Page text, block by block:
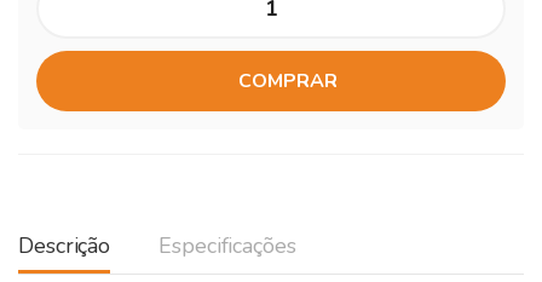
COMPRAR
Descrição Especificações